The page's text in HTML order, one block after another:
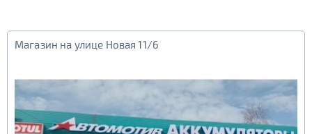
Магазин на улице Новая 11/6